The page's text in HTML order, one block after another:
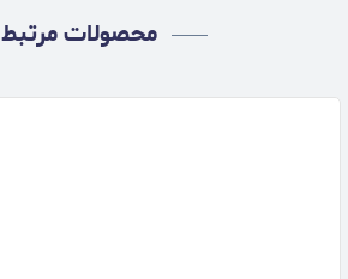
محصولات مرتبط